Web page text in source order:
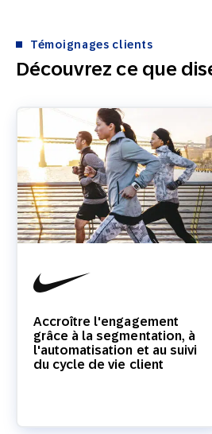
Découvrez ce que
Témoignages clients
Accroître l'engagement
grâce à la segmentation, à
l'automatisation et au suivi
du cycle de vie client